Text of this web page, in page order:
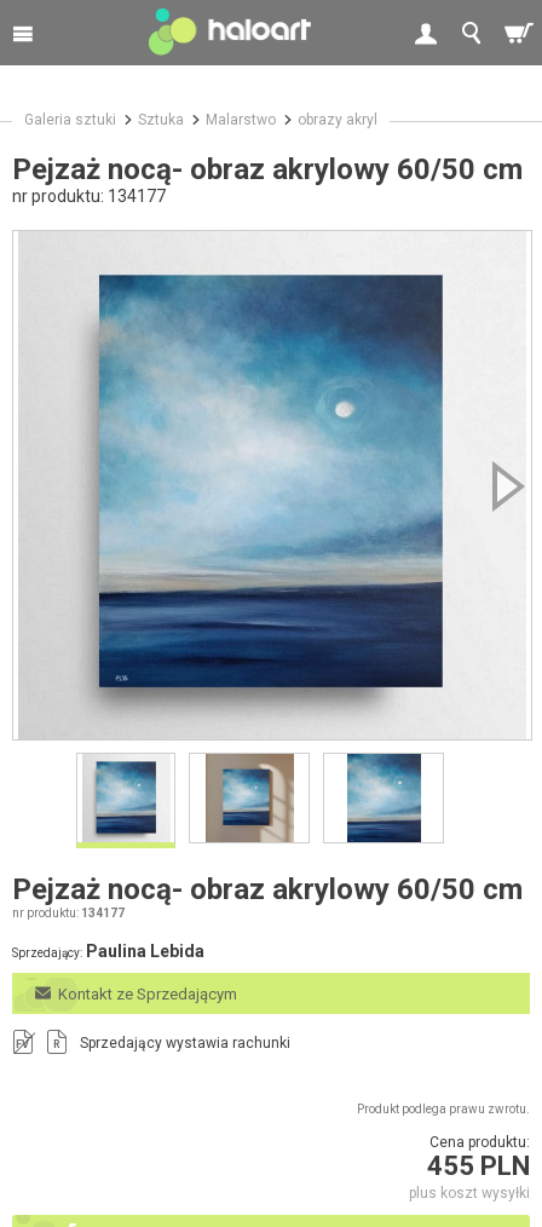
Galeria sztuki Sztuka Malarstwo obrazy akryl
Pejzaż nocą- obraz akrylowy 60/50 cm
nr produktu: 134177
Pejzaż nocą- obraz akrylowy 60/50 cm
nr produktu: 134177
Sprzedający: Paulina Lebida
Kontakt ze Sprzedającym
FV R Sprzedający wystawia rachunki
Produkt podlega prawu zwrotu.
Cena produktu:
455 PLN
plus koszt wysyłki